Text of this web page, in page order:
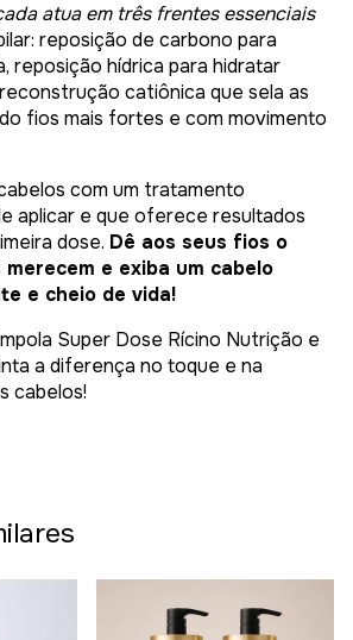
atua em três frentes essenciais
reposição de carbono para
reposição hídrica para hidratar
catiônica que sela as
fios mais fortes e com movimento
com um tratamento
aplicar e que oferece resultados
dose. Dê aos seus fios o
e exiba um cabelo
e cheio de vida!
Super Dose Rícino Nutrição e
a diferença no toque e na
cabelos!